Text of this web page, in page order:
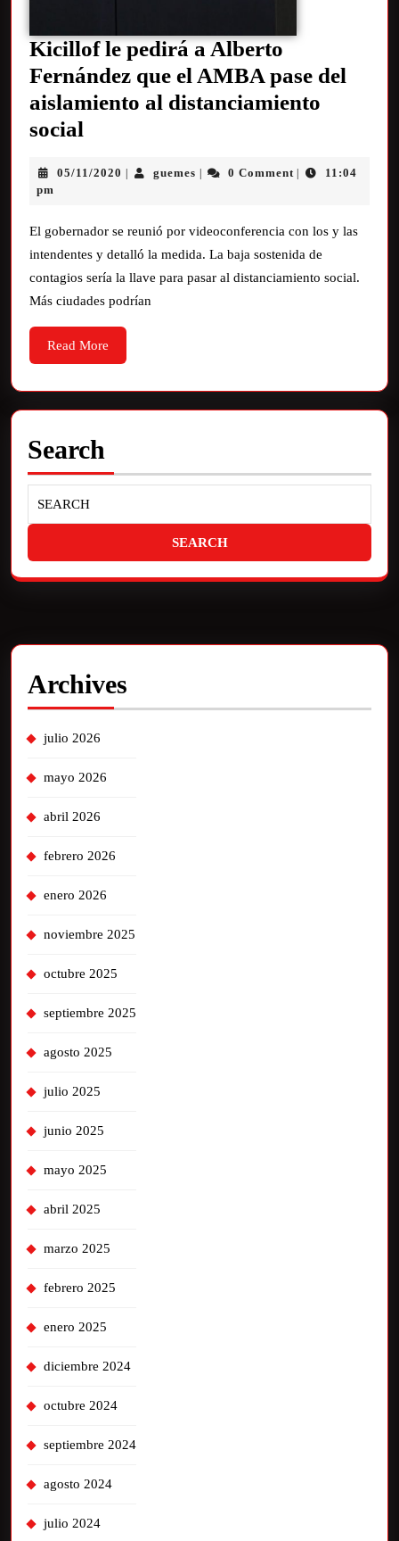
Kicillof le pedirá a Alberto
Fernández que el AMBA pase del
aislamiento al distanciamiento
social
05/11/2020 | guemes | 0 Comment |
11:04
pm
El gobernador se reunió por videoconferencia con los y las
intendentes y detalló la medida. La baja sostenida de
contagios sería la llave para pasar al distanciamiento social.
Más ciudades podrían
Read More
Search
Archives
julio 2026
mayo 2026
abril 2026
febrero 2026
enero 2026
noviembre 2025
octubre 2025
septiembre 2025
agosto 2025
julio 2025
junio 2025
mayo 2025
abril 2025
marzo 2025
febrero 2025
enero 2025
diciembre 2024
octubre 2024
septiembre 2024
agosto 2024
julio 2024